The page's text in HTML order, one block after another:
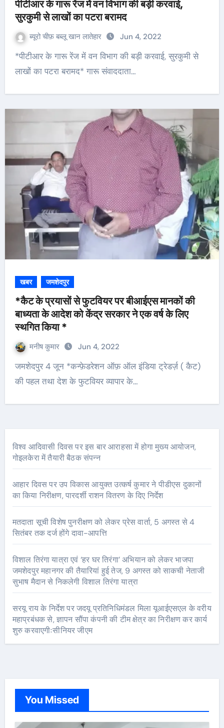
पीटीआर के गारू रेंज में वन विभाग की बड़ी करवाई,
सुरकुमी से लाखों का पटरा बरामद
ब्यूरो चीफ़ बब्लू खान लातेहार Jun 4, 2022
*पीटीआर के गारू रेंज में वन विभाग की बड़ी करवाई, सुरकुमी से
लाखों का पटरा बरामद* गारू संवाददाता…
खबर जमशेदपुर
*कैट के प्रयासों से फुटवियर पर बीआईएस मानकों की
बाध्यता के आदेश को केंद्र सरकार ने एक वर्ष के लिए
स्थगित किया *
मनीष कुमार Jun 4, 2022
जमशेदपुर 4 जून *कन्फ़ेडरेशन ऑफ़ ऑल इंडिया ट्रेडर्ज़ ( कैट)
की पहल तथा देश के फुटवियर व्यापार के…
विश्व आदिवासी दिवस पर इस बार आराहसा में होगा मुख्य आयोजन,
गोइलकेरा में तैयारी बैठक संपन्न
आहार दिवस पर उप विकास आयुक्त उत्कर्ष कुमार ने पीडीएस दुकानों
का किया निरीक्षण, पारदर्शी राशन वितरण के दिए निर्देश
मतदाता सूची विशेष पुनरीक्षण को लेकर प्रेस वार्ता, 5 अगस्त से 4
सितंबर तक दर्ज होंगे दावा-आपत्ति
विशाल तिरंगा यात्रा एवं ‘हर घर तिरंगा’ अभियान को लेकर भाजपा
जमशेदपुर महानगर की तैयारियां हुई तेज, 9 अगस्त को साकची नेताजी
सुभाष मैदान से निकलेगी विशाल तिरंगा यात्रा
सरयू राय के निर्देश पर जदयू प्रतिनिधिमंडल मिला यूआईएसएल के वरीय
महाप्रबंधक से, ज्ञापन सौंपा कंपनी की टीम क्षेत्र का निरीक्षण कर कार्य
शुरु करवाएगीःसीनियर जीएम
You Missed